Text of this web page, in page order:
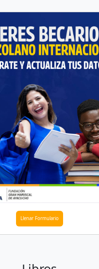
Llenar Formulario